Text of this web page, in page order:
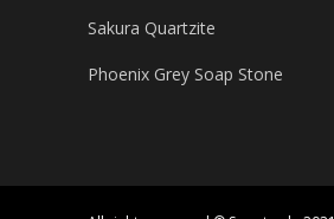
Sakura Quartzite
Phoenix Grey Soap Stone